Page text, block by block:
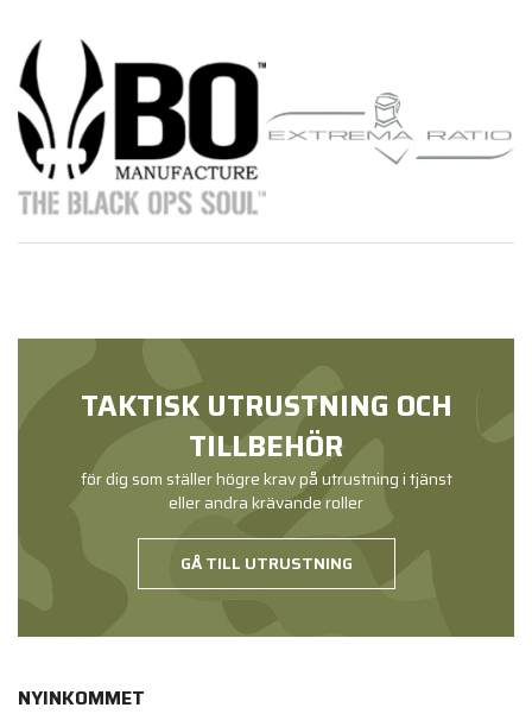
TAKTISK UTRUSTNING OCH
TILLBEHÖR
för dig som ställer högre krav på utrustning i tjänst
eller andra krävande roller
GÅ TILL UTRUSTNING
NYINKOMMET